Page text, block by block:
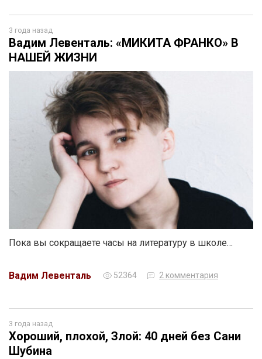
3 года назад
Вадим Левенталь: «МИКИТА ФРАНКО» В
НАШЕЙ ЖИЗНИ
Пока вы сокращаете часы на литературу в школе…
Вадим Левенталь 52364 2 комментария
3 года назад
Хороший, плохой, Злой: 40 дней без Сани
Шубина